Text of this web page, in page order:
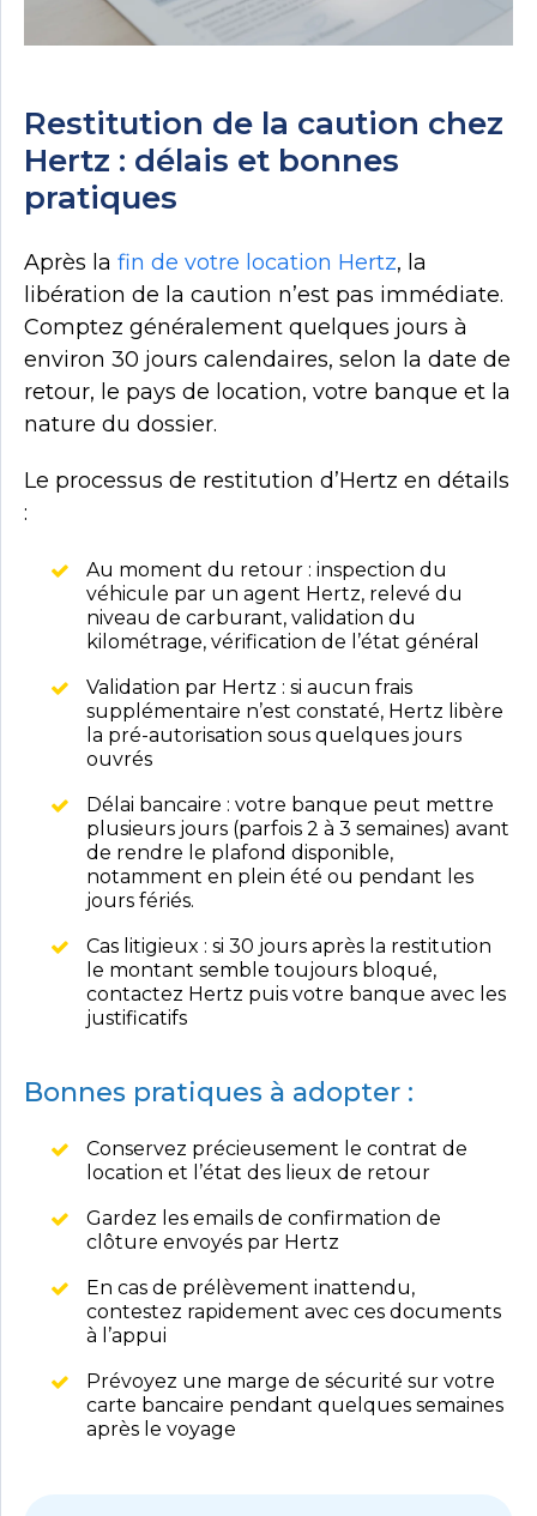
Restitution de la caution chez
Hertz : délais et bonnes
pratiques
Après la fin de votre location Hertz, la
libération de la caution n’est pas immédiate.
Comptez généralement quelques jours à
environ 30 jours calendaires, selon la date de
retour, le pays de location, votre banque et la
nature du dossier.
Le processus de restitution d’Hertz en détails
:
Au moment du retour : inspection du
véhicule par un agent Hertz, relevé du
niveau de carburant, validation du
kilométrage, vérification de l’état général
Validation par Hertz : si aucun frais
supplémentaire n’est constaté, Hertz libère
la pré-autorisation sous quelques jours
ouvrés
Délai bancaire : votre banque peut mettre
plusieurs jours (parfois 2 à 3 semaines) avant
de rendre le plafond disponible,
notamment en plein été ou pendant les
jours fériés.
Cas litigieux : si 30 jours après la restitution
le montant semble toujours bloqué,
contactez Hertz puis votre banque avec les
justificatifs
Bonnes pratiques à adopter :
Conservez précieusement le contrat de
location et l’état des lieux de retour
Gardez les emails de confirmation de
clôture envoyés par Hertz
En cas de prélèvement inattendu,
contestez rapidement avec ces documents
à l’appui
Prévoyez une marge de sécurité sur votre
carte bancaire pendant quelques semaines
après le voyage